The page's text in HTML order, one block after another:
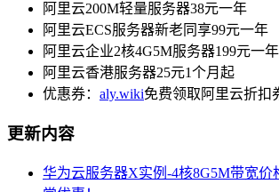
阿里云200M轻量服务器38元一年
阿里云ECS服务器新老同享99元一年
阿里云企业2核4G5M服务器199元一年
阿里云香港服务器25元1个月起
优惠券： aly.wiki免费领取阿里云折扣
更新内容
华为云服务器X实例-4核8G5M带宽价